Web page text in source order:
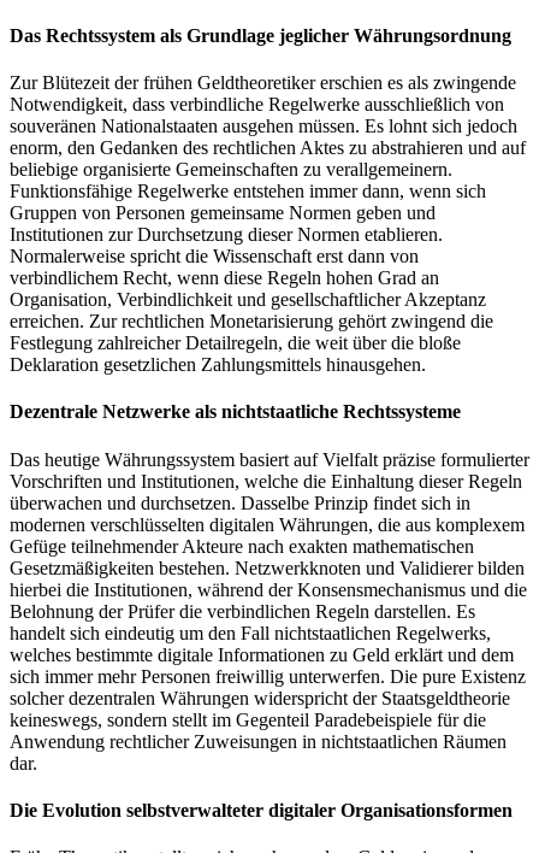
Das Rechtssystem als Grundlage jeglicher Währungsordnung
Zur Blütezeit der frühen Geldtheoretiker erschien es als zwingende
Notwendigkeit, dass verbindliche Regelwerke ausschließlich von
souveränen Nationalstaaten ausgehen müssen. Es lohnt sich jedoch
enorm, den Gedanken des rechtlichen Aktes zu abstrahieren und auf
beliebige organisierte Gemeinschaften zu verallgemeinern.
Funktionsfähige Regelwerke entstehen immer dann, wenn sich
Gruppen von Personen gemeinsame Normen geben und
Institutionen zur Durchsetzung dieser Normen etablieren.
Normalerweise spricht die Wissenschaft erst dann von
verbindlichem Recht, wenn diese Regeln hohen Grad an
Organisation, Verbindlichkeit und gesellschaftlicher Akzeptanz
erreichen. Zur rechtlichen Monetarisierung gehört zwingend die
Festlegung zahlreicher Detailregeln, die weit über die bloße
Deklaration gesetzlichen Zahlungsmittels hinausgehen.
Dezentrale Netzwerke als nichtstaatliche Rechtssysteme
Das heutige Währungssystem basiert auf Vielfalt präzise formulierter
Vorschriften und Institutionen, welche die Einhaltung dieser Regeln
überwachen und durchsetzen. Dasselbe Prinzip findet sich in
modernen verschlüsselten digitalen Währungen, die aus komplexem
Gefüge teilnehmender Akteure nach exakten mathematischen
Gesetzmäßigkeiten bestehen. Netzwerkknoten und Validierer bilden
hierbei die Institutionen, während der Konsensmechanismus und die
Belohnung der Prüfer die verbindlichen Regeln darstellen. Es
handelt sich eindeutig um den Fall nichtstaatlichen Regelwerks,
welches bestimmte digitale Informationen zu Geld erklärt und dem
sich immer mehr Personen freiwillig unterwerfen. Die pure Existenz
solcher dezentralen Währungen widerspricht der Staatsgeldtheorie
keineswegs, sondern stellt im Gegenteil Paradebeispiele für die
Anwendung rechtlicher Zuweisungen in nichtstaatlichen Räumen
dar.
Die Evolution selbstverwalteter digitaler Organisationsformen